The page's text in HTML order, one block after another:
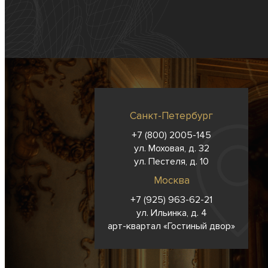
Санкт-Петербург
+7 (800) 2005-145
ул. Моховая, д. 32
ул. Пестеля, д. 10
Москва
+7 (925) 963-62-21
ул. Ильинка, д. 4
арт-квартал «Гостиный двор»